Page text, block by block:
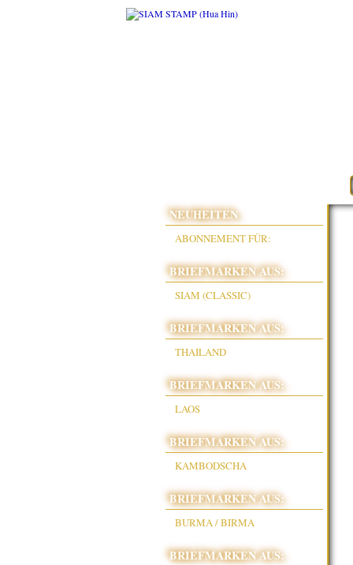
NEUHEITEN
ABONNEMENT FÜR:
BRIEFMARKEN AUS:
SIAM (CLASSIC)
BRIEFMARKEN AUS:
THAILAND
BRIEFMARKEN AUS:
LAOS
BRIEFMARKEN AUS:
KAMBODSCHA
BRIEFMARKEN AUS:
BURMA / BIRMA
BRIEFMARKEN AUS: